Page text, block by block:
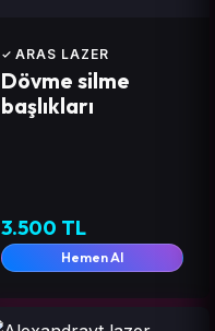
ARAS LAZER
Dövme silme
başlıkları
3.500 TL
Hemen Al